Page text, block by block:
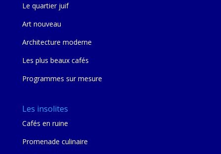
Le quartier juif
Art nouveau
Architecture moderne
Les plus beaux cafés
Programmes sur mesure
Les insolites
Cafés en ruine
Promenade culinaire